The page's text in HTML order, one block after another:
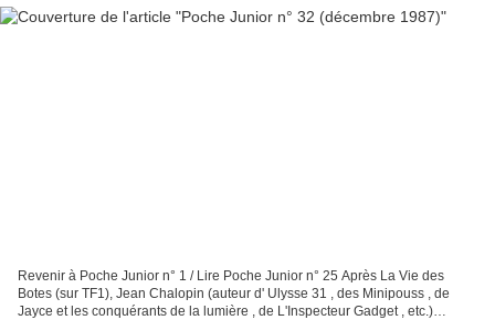
Revenir à Poche Junior n° 1 / Lire Poche Junior n° 25 Après La Vie des
Botes (sur TF1), Jean Chalopin (auteur d' Ulysse 31 , des Minipouss , de
Jayce et les conquérants de la lumière , de L'Inspecteur Gadget , etc.)